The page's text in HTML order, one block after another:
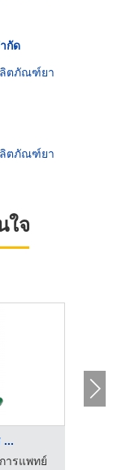
กัด
ตภัณฑ์ยา
ตภัณฑ์ยา
จ
ารแพทย์